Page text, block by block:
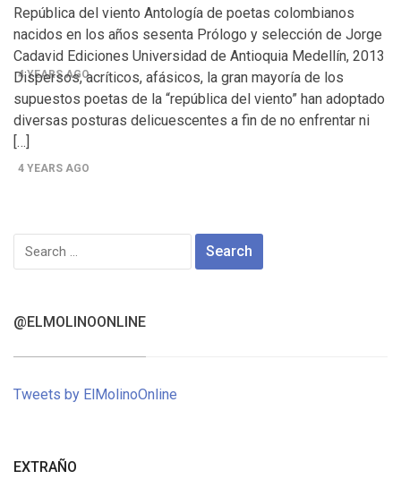
Control del Senado EUA en juego en 2da vuelta
electoral en Georgia
4 YEARS AGO
¡Finalmente! Cámara de Representantes obtiene
declaraciones de impuestos de Donald Trump
4 YEARS AGO
Steward Rhodes, fundador de violento, grupo
República del viento Antología de poetas colombianos
nacidos en los años sesenta Prólogo y selección de Jorge
Cadavid Ediciones Universidad de Antioquia Medellín, 2013
Dispersos, acríticos, afásicos, la gran mayoría de los
supuestos poetas de la “república del viento” han adoptado
diversas posturas delicuescentes a fin de no enfrentar ni
[…]
Search
for:
@ELMOLINOONLINE
Tweets by ElMolinoOnline
EXTRAÑO